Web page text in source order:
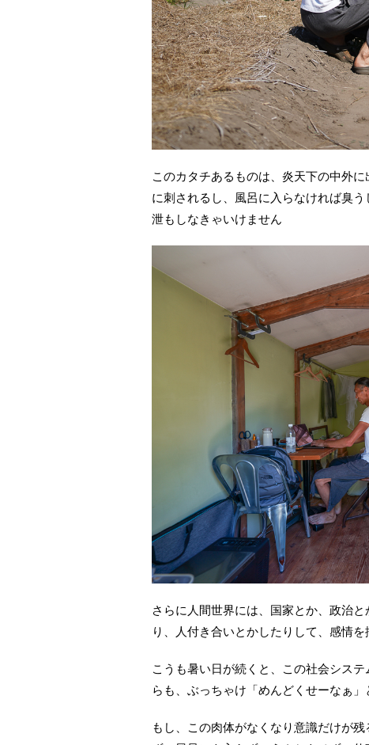
このカタチあるものは、炎天下の中外
に刺されるし、風呂に入らなければ臭
泄もしなきゃいけません
さらに人間世界には、国家とか、政治
り、人付き合いとかしたりして、感情
こうも暑い日が続くと、この社会シス
らも、ぶっちゃけ「めんどくせーなぁ
もし、この肉体がなくなり意識だけが